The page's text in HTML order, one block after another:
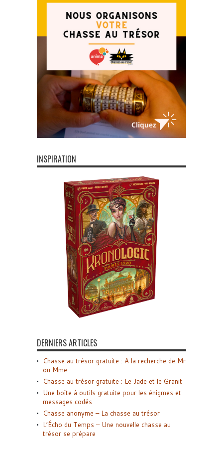
INSPIRATION
DERNIERS ARTICLES
Chasse au trésor gratuite : A la recherche de Mr
ou Mme
Chasse au trésor gratuite : Le Jade et le Granit
Une boîte à outils gratuite pour les énigmes et
messages codés
Chasse anonyme – La chasse au trésor
L’Écho du Temps – Une nouvelle chasse au
trésor se prépare